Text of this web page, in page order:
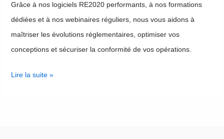
Grâce à nos logiciels RE2020 performants, à nos formations
dédiées et à nos webinaires réguliers, nous vous aidons à
maîtriser les évolutions réglementaires, optimiser vos
conceptions et sécuriser la conformité de vos opérations.
Lire la suite »